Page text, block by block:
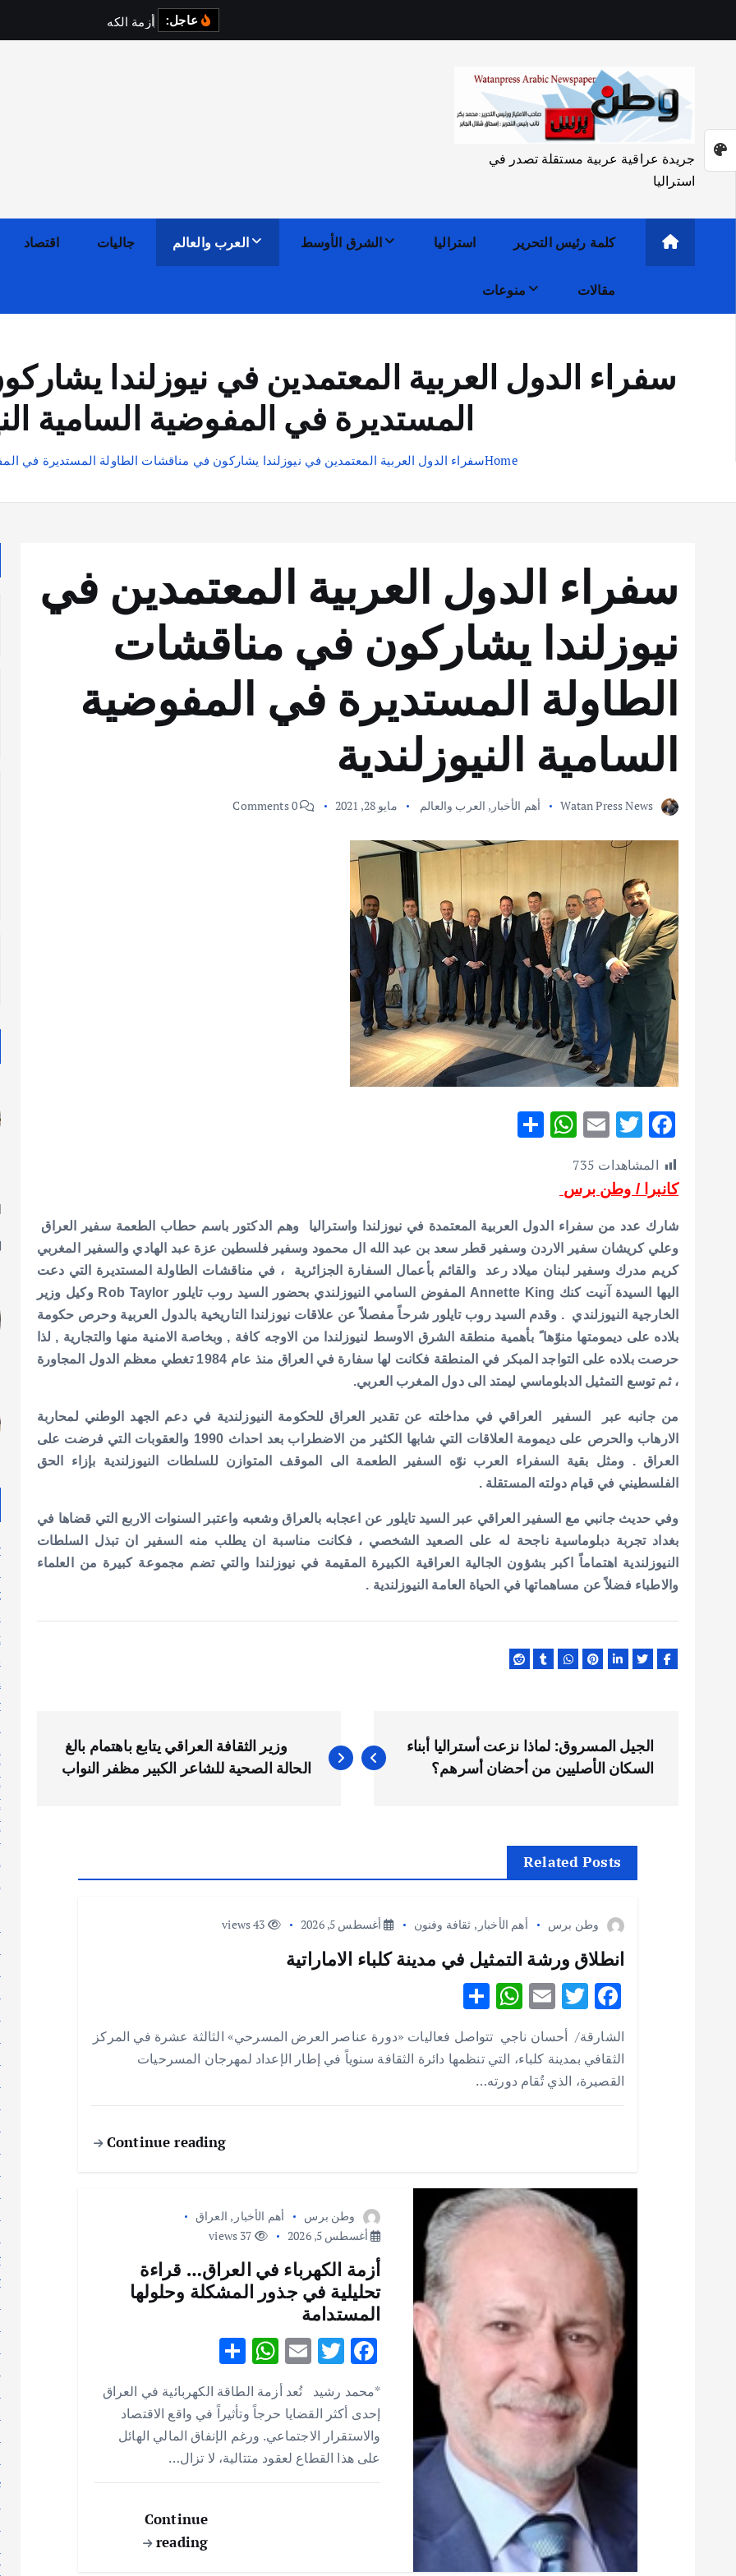
عاجل: أزمة ا كه رباء في
جريدة عراقية عربية مستقلة تصدر في
استراليا
كلمة رئيس التحرير استراليا الشرق الأوسط العرب والعالم جاليات اقتصاد
مقالات منوعات
سفراء الدول العربية المعتمدين في نيوزلندا
المستديرة في المفوضية السامية
Homeسفراء الدول العربية المعتمدين في نيوزلندا يشاركون في مناقشات الطاولة المستديرة في
سفراء الدول العربية المعتمدين في
نيوزلندا يشاركون في مناقشات
الطاولة المستديرة في المفوضية
السامية النيوزلندية
Watan Press News أهم الأخبار , العرب والعالم مايو 28, 2021 0 Comments
F
ac
e
b
o
o
k
T
w
it
te
r
E
ai
l
W
A
p
p
المشاهدات 735
كانبرا / وطن برس
شارك عدد من سفراء الدول العربية المعتمدة في نيوزلندا واستراليا وهم الدكتور باسم حطاب الطعمة سفير العراق
وعلي كريشان سفير الاردن وسفير قطر سعد بن عبد الله ال محمود وسفير فلسطين عزة عبد الهادي والسفير المغربي
كريم مدرك وسفير لبنان ميلاد رعد والقائم بأعمال السفارة الجزائرية ، في مناقشات الطاولة المستديرة التي دعت
اليها السيدة آنيت كنك Annette King المفوض السامي النيوزلندي بحضور السيد روب تايلور Rob Taylor وكيل وزير
الخارجية النيوزلندي . وقدم السيد روب تايلور شرحاً مفصلاً عن علاقات نيوزلندا التاريخية بالدول العربية وحرص حكومة
بلاده على ديمومتها منوّها ً بأهمية منطقة الشرق الاوسط لنيوزلندا من الاوجه كافة , وبخاصة الامنية منها والتجارية , لذا
حرصت بلاده على التواجد المبكر في المنطقة فكانت لها سفارة في العراق منذ عام 1984 تغطي معظم الدول المجاورة
، ثم توسع التمثيل الدبلوماسي ليمتد الى دول المغرب العربي.
من جانبه عبر السفير العراقي في مداخلته عن تقدير العراق للحكومة النيوزلندية في دعم الجهد الوطني لمحاربة
الارهاب والحرص على ديمومة العلاقات التي شابها الكثير من الاضطراب بعد احداث 1990 والعقوبات التي فرضت على
العراق . ومثل بقية السفراء العرب نوّه السفير الطعمة الى الموقف المتوازن للسلطات النيوزلندية بإزاء الحق
الفلسطيني في قيام دولته المستقلة .
وفي حديث جانبي مع السفير العراقي عبر السيد تايلور عن اعجابه بالعراق وشعبه واعتبر السنوات الاربع التي قضاها في
بغداد تجربة دبلوماسية ناجحة له على الصعيد الشخصي ، فكانت مناسبة ان يطلب منه السفير ان تبذل السلطات
النيوزلندية اهتماماً اكبر بشؤون الجالية العراقية الكبيرة المقيمة في نيوزلندا والتي تضم مجموعة كبيرة من العلماء
والاطباء فضلاً عن مساهماتها في الحياة العامة النيوزلندية .
ص
الجيل المسروق: لماذا نزعت أستراليا أبناء
السكان الأصليين من أحضان أسرهم؟
وزير الثقافة العراقي يتابع باهتمام بالغ
الحالة الصحية للشاعر الكبير مظفر النواب
Related Posts
وطن برس أهم الأخبار , ثقافة وفنون أغسطس 5, 2026
انطلاق ورشة التمثيل في مدينة كلباء الاماراتية
F
e
b
o
T
w
it
te
r
E
m
ai
l
W
at
s
A
h
ar
e
الشارقة/ أحسان ناجي تتواصل فعاليات «دورة عناصر العرض المسرحي» الثالثة عشرة في المركز
الثقافي بمدينة كلباء، التي تنظمها دائرة الثقافة سنوياً في إطار الإعداد لمهرجان المسرحيات
القصيرة، الذي تُقام دورته…
Continue reading
وطن برس أهم الأخبار , العراق
أغسطس 5, 2026
أزمة الكهرباء في العراق… قراءة
تحليلية في جذور المشكلة وحلولها
المستدامة
F
e
b
o
o
T
w
it
te
r
E
m
ai
l
W
h
at
s
A
p
S
h
ar
e
*محمد رشيد تُعد أزمة الطاقة الكهربائية في العراق
إحدى أكثر القضايا حرجاً وتأثيراً في واقع الاقتصاد
والاستقرار الاجتماعي. ورغم الإنفاق المالي الهائل
على هذا القطاع لعقود متتالية، لا تزال…
Continue
reading